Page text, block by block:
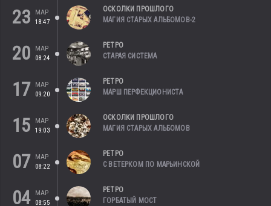
23
МАР
18:47
ОСКОЛКИ ПРОШЛОГО
МАГИЯ СТАРЫХ АЛЬБОМОВ-2
20
МАР
08:24
РЕТРО
СТАРАЯ СИСТЕМА
17
МАР
09:20
РЕТРО
МАРШ ПЕРФЕКЦИОНИСТА
15
МАР
19:03
ОСКОЛКИ ПРОШЛОГО
МАГИЯ СТАРЫХ АЛЬБОМОВ
07
МАР
08:22
РЕТРО
С ВЕТЕРКОМ ПО МАРЬИНСКОЙ
04
МАР
08:55
РЕТРО
ГОРБАТЫЙ МОСТ